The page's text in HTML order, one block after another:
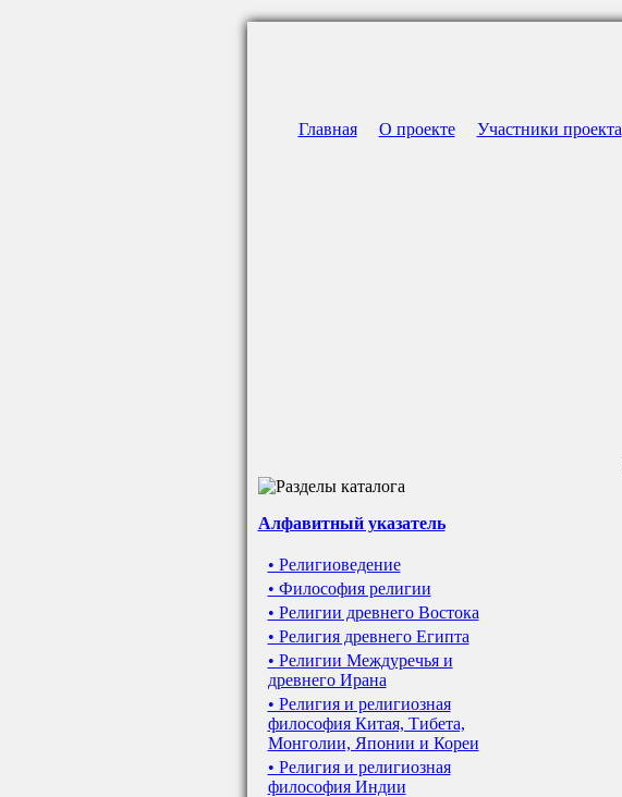
Главная О проекте Участники проекта
Алфавитный указатель
• Религиоведение
• Философия религии
• Религии древнего Востока
• Религия древнего Египта
• Религии Междуречья и
древнего Ирана
• Религия и религиозная
философия Китая, Тибета,
Монголии, Японии и Кореи
• Религия и религиозная
философия Индии